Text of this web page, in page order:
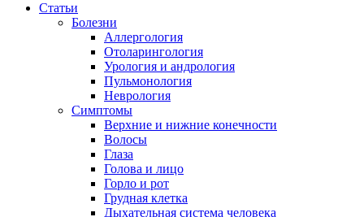
Статьи
Болезни
Аллергология
Отоларингология
Урология и андрология
Пульмонология
Неврология
Симптомы
Верхние и нижние конечности
Волосы
Глаза
Голова и лицо
Горло и рот
Грудная клетка
Дыхательная система человека